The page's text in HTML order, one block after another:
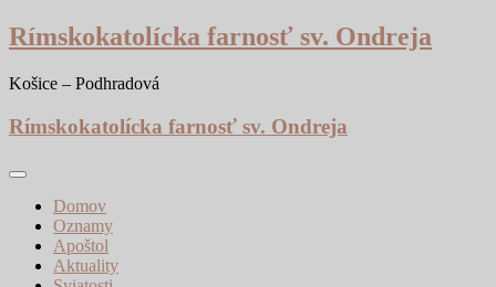
Skip
to
Rímskokatolícka farnosť sv. Ondreja
Košice – Podhradová
Rímskokatolícka farnosť sv. Ondreja
Domov
Oznamy
Apoštol
Aktuality